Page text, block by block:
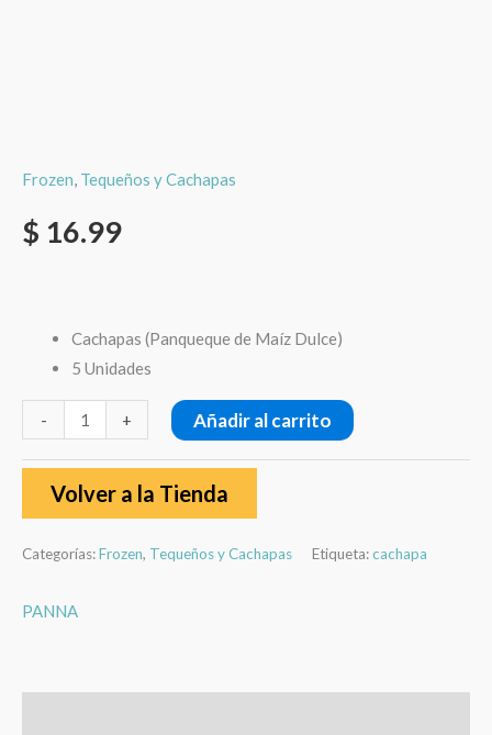
Frozen, Tequeños y Cachapas
$ 16.99
Cachapas (Panqueque de Maíz Dulce)
5 Unidades
- + Añadir al carrito
Volver a la Tienda
Categorías:Frozen, Tequeños y Cachapas Etiqueta:cachapa
PANNA